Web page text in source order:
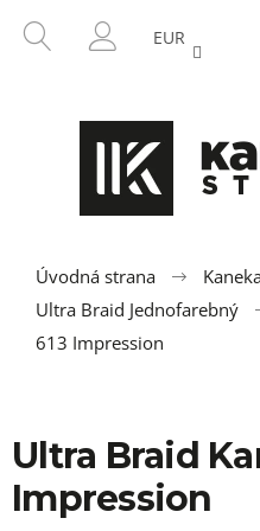
HĽADAŤ
PRIHLÁSENIE
EUR
Úvodná strana
Ultra Braid Jednofarebný
613 Impression
Ultra Braid
Impression
SPÄŤ
SPÄŤ
e
b
e
t
e